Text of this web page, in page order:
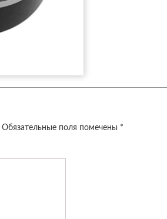
Обязательные поля помечены *